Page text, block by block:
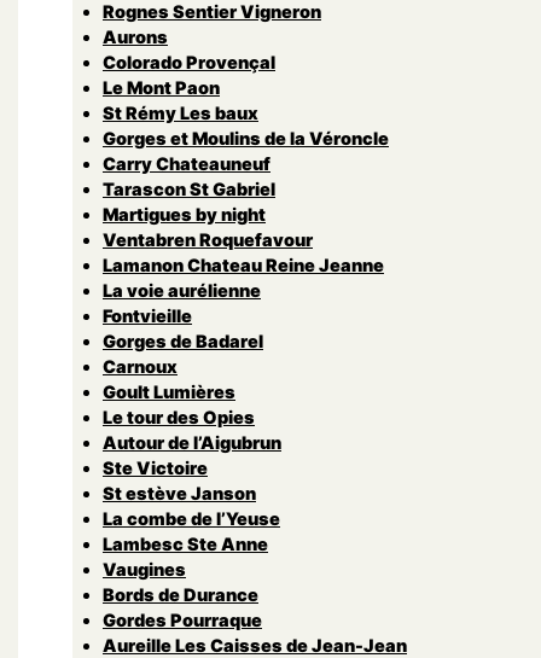
Rognes Sentier Vigneron
Aurons
Colorado Provençal
Le Mont Paon
St Rémy Les baux
Gorges et Moulins de la Véroncle
Carry Chateauneuf
Tarascon St Gabriel
Martigues by night
Ventabren Roquefavour
Lamanon Chateau Reine Jeanne
La voie aurélienne
Fontvieille
Gorges de Badarel
Carnoux
Goult Lumières
Le tour des Opies
Autour de l’Aigubrun
Ste Victoire
St estève Janson
La combe de l’Yeuse
Lambesc Ste Anne
Vaugines
Bords de Durance
Gordes Pourraque
Aureille Les Caisses de Jean-Jean